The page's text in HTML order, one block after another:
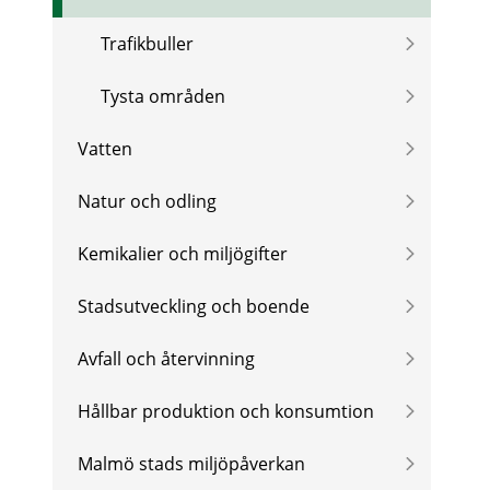
Trafikbuller
Tysta områden
Vatten
Natur och odling
Kemikalier och miljögifter
Stadsutveckling och boende
Avfall och återvinning
Hållbar produktion och konsumtion
Malmö stads miljöpåverkan